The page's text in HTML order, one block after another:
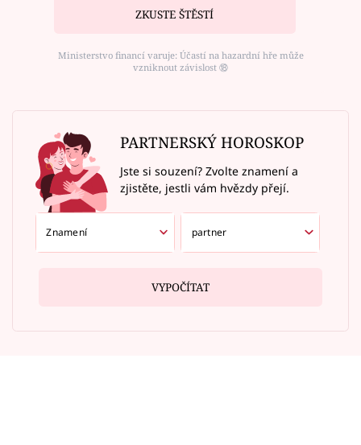
ZKUSTE ŠTĚSTÍ
Ministerstvo financí varuje: Účastí na hazardní hře může
vzniknout závislost ⑱
PARTNERSKÝ HOROSKOP
Jste si souzení? Zvolte znamení a
zjistěte, jestli vám hvězdy přejí.
VYPOČÍTAT